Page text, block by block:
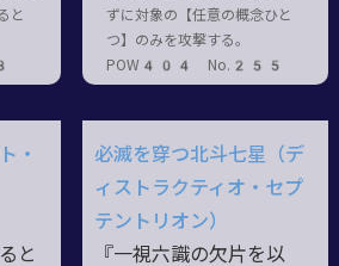
と
ずに対象の【任意の概念ひと
つ】のみを攻撃する。
POW404 No.255
・
と
必滅を穿つ北斗七星（デ
ィストラクティオ・セプ
テントリオン）
『一視六識の欠片を以